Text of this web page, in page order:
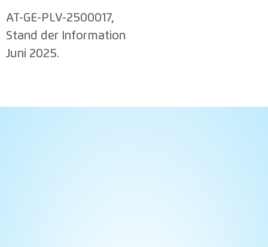
AT-GE-PLV-2500017,
Stand der Information
Juni 2025.